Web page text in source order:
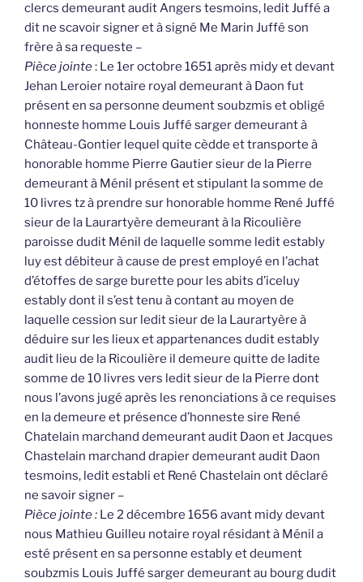
clercs demeurant audit Angers tesmoins, ledit Juffé a
dit ne scavoir signer et à signé Me Marin Juffé son
frère à sa requeste –
Pièce jointe: Le 1er octobre 1651 après midy et devant
Jehan Leroier notaire royal demeurant à Daon fut
présent en sa personne deument soubzmis et obligé
honneste homme Louis Juffé sarger demeurant à
Château-Gontier lequel quite cèdde et transporte à
honorable homme Pierre Gautier sieur de la Pierre
demeurant à Ménil présent et stipulant la somme de
10 livres tz à prendre sur honorable homme René Juffé
sieur de la Laurartyère demeurant à la Ricoulière
paroisse dudit Ménil de laquelle somme ledit estably
luy est débiteur à cause de prest employé en l’achat
d’étoffes de sarge burette pour les abits d’iceluy
estably dont il s’est tenu à contant au moyen de
laquelle cession sur ledit sieur de la Laurartyère à
déduire sur les lieux et appartenances dudit estably
audit lieu de la Ricoulière il demeure quitte de ladite
somme de 10 livres vers ledit sieur de la Pierre dont
nous l’avons jugé après les renonciations à ce requises
en la demeure et présence d’honneste sire René
Chatelain marchand demeurant audit Daon et Jacques
Chastelain marchand drapier demeurant audit Daon
tesmoins, ledit establi et René Chastelain ont déclaré
ne savoir signer –
Pièce jointe : Le 2 décembre 1656 avant midy devant
nous Mathieu Guilleu notaire royal résidant à Ménil a
esté présent en sa personne estably et deument
soubzmis Louis Juffé sarger demeurant au bourg dudit